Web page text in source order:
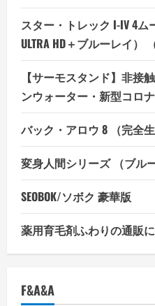
スター・トレック I-IV 4
ULTRA HD＋ブルーレイ）
【サーモスタンド】非接
ンウォーター・新型コロ
バック・アロウ 8 （完全生
変身人間シリーズ （ブル
SEOBOK/ソボク 豪華版
薬用育毛剤ふわりの通販
F&A&A